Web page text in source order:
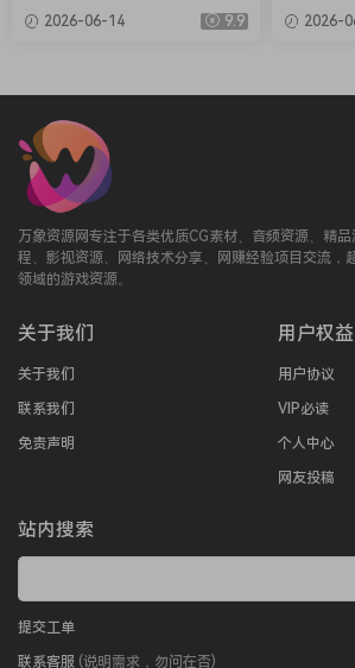
6【画质高清有课件笔刷】
2026-06-14 9.9
期【画
2026-
万象资源网专注于各类优质CG素材、音频资源、精
程、影视资源、网络技术分享、网赚经验项目交流，
领域的游戏资源。
关于我们
关于我们
联系我们
免责声明
用户权益
用户协议
VIP必读
个人中心
网友投稿
站内搜索
提交工单
联系客服 (说明需求，勿问在否)